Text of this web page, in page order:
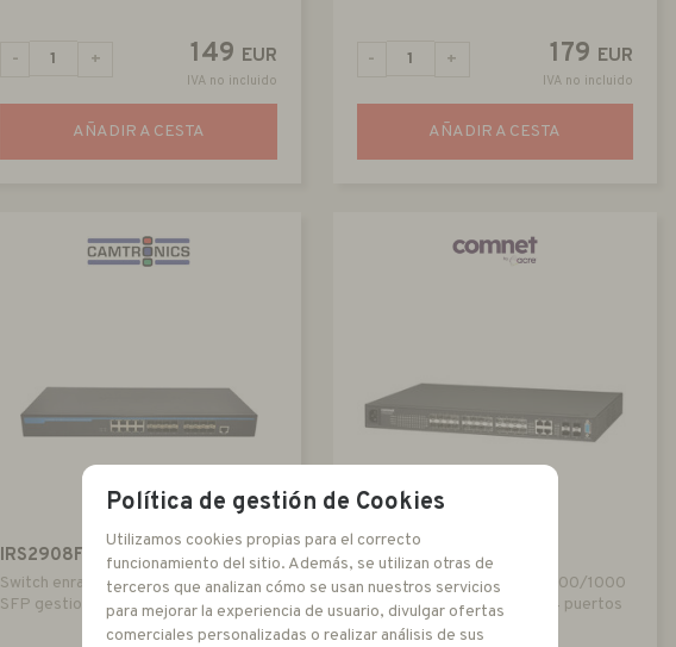
149 EUR
IVA no incluido
- +
AÑADIR A CESTA
179 EUR
IVA no incluido
- +
AÑADIR A CESTA
IRS2908F16
Switch enrackable de 8 puertos + 16
SFP gestionable
CWGE28MS
Switch de 20 puertos SFP 100/1000
+ 4 puertos SFP 1 Gbps + 4 puertos
RJ 45 1 Gbps.
Política de gestión de Cookies
Utilizamos cookies propias para el correcto
funcionamiento del sitio. Además, se utilizan otras de
terceros que analizan cómo se usan nuestros servicios
para mejorar la experiencia de usuario, divulgar ofertas
comerciales personalizadas o realizar análisis de sus